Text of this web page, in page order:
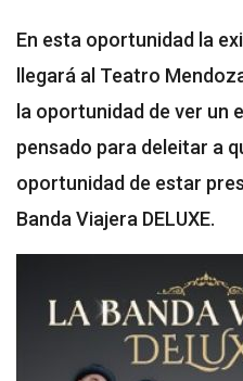
En esta oportunidad la
llegará al Teatro
la oportunidad de ver un
pensado para deleitar a
oportunidad de estar
Banda Viajera DELUXE.